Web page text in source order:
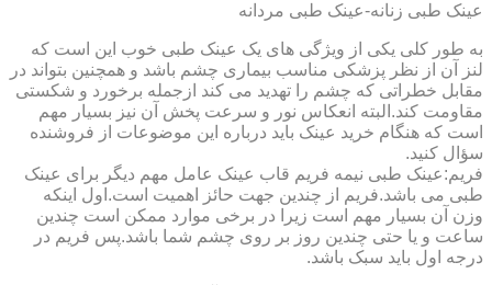
عینک طبی زنانه-عینک طبی مردانه
به طور کلی یکی از ویژگی های یک عینک طبی خوب این است که
لنز آن از نظر پزشکی مناسب بیماری چشم باشد و همچنین بتواند در
مقابل خطراتی که چشم را تهدید می کند ازجمله برخورد و شکستی
مقاومت کند.البته انعکاس نور و سرعت پخش آن نیز بسیار مهم
است که هنگام خرید عینک باید درباره این موضوعات از فروشنده
سؤال کنید.
فریم:عینک طبی نیمه فریم قاب عینک عامل مهم دیگر برای عینک
طبی می باشد.فریم از چندین جهت حائز اهمیت است.اول اینکه
وزن آن بسیار مهم است زیرا در برخی موارد ممکن است چندین
ساعت و یا حتی چندین روز بر روی چشم شما باشد.پس فریم در
درجه اول باید سبک باشد.